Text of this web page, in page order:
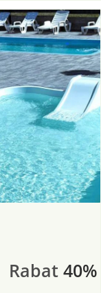
Rabat 40%